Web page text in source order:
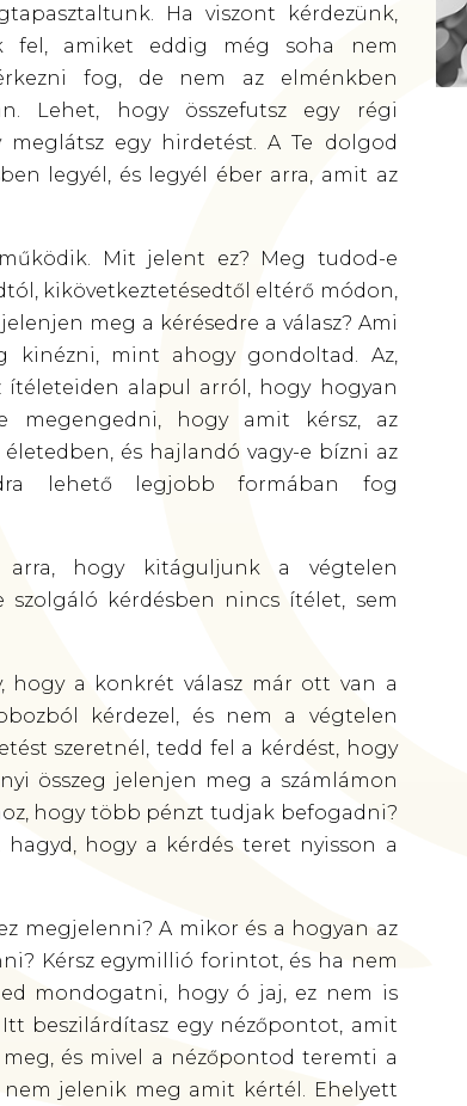
Ha viszont kérdezünk,
fel, amiket eddig még soha nem
fog, de nem az elménkben
Lehet, hogy összefutsz egy régi
meglátsz egy hirdetést. A Te dolgod
legyél, és legyél éber arra, amit az
Mit jelent ez? Meg tudod-e
kikövetkeztetésedtől eltérő módon,
meg a kérésedre a válasz? Ami
kinézni, mint ahogy gondoltad. Az,
alapul arról, hogy hogyan
megengedni, hogy amit kérsz, az
és hajlandó vagy-e bízni az
lehető legjobb formában fog
hogy kitáguljunk a végtelen
szolgáló kérdésben nincs ítélet, sem
hogy a konkrét válasz már ott van a
kérdezel, és nem a végtelen
szeretnél, tedd fel a kérdést, hogy
összeg jelenjen meg a számlámon
hogy több pénzt tudjak befogadni?
hagyd, hogy a kérdés teret nyisson a
megjelenni? A mikor és a hogyan az
Kérsz egymillió forintot, és ha nem
mondogatni, hogy ó jaj, ez nem is
beszilárdítasz egy nézőpontot, amit
és mivel a nézőpontod teremti a
jelenik meg amit kértél. Ehelyett